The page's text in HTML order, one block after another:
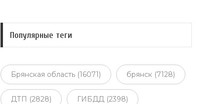
Популярные теги
Брянская область (16071) брянск (7128)
ДТП (2828) ГИБДД (2398)